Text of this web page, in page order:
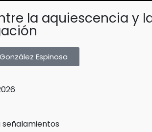
la aquiescencia y
Espinosa